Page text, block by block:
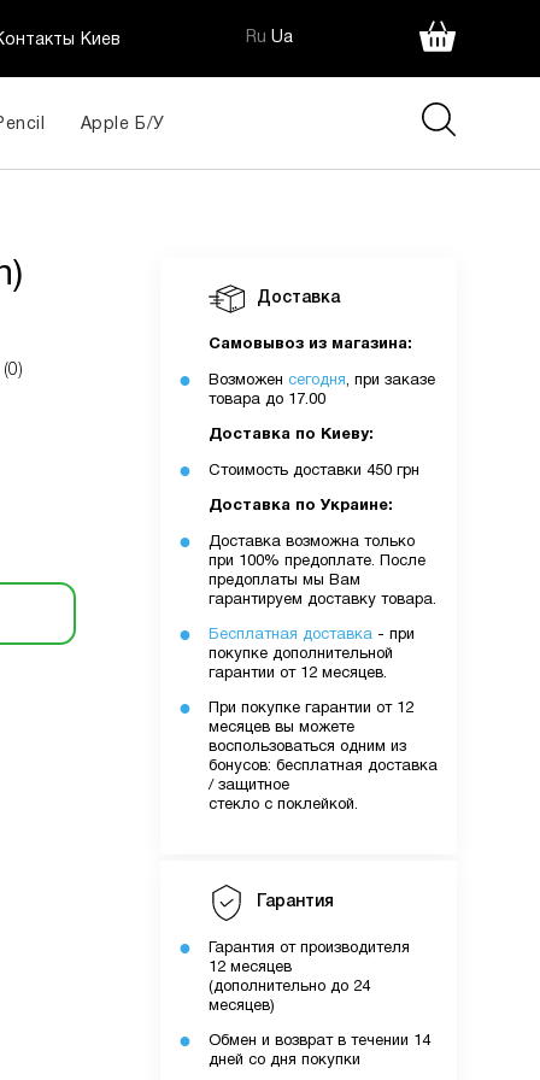
Киев Ru Ua
Apple Б/У
Доставка
Самовывоз из магазина:
Возможен сегодня, при заказе
товара до 17.00
Доставка по Киеву:
Стоимость доставки 450 грн
Доставка по Украине:
Доставка возможна только
при 100% предоплате. После
предоплаты мы Вам
гарантируем доставку товара.
Бесплатная доставка - при
покупке дополнительной
гарантии от 12 месяцев.
При покупке гарантии от 12
месяцев вы можете
воспользоваться одним из
бонусов: бесплатная доставка
/ защитное
стекло с поклейкой.
Гарантия
Гарантия от производителя
12 месяцев
(дополнительно до 24
месяцев)
Обмен и возврат в течении 14
дней со дня покупки